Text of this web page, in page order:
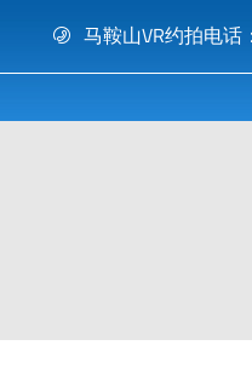
马鞍山VR约拍电